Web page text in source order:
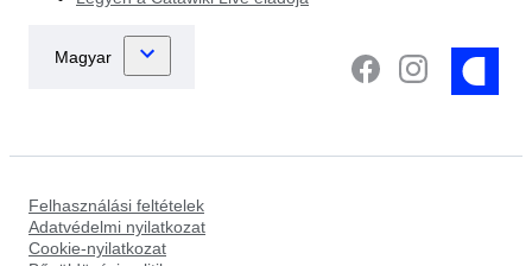
Felhasználási feltételek
Adatvédelmi nyilatkozat
Cookie-nyilatkozat